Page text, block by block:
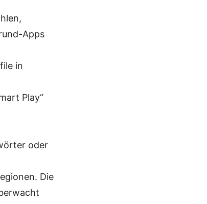
Apps
in
Play“
oder
Die